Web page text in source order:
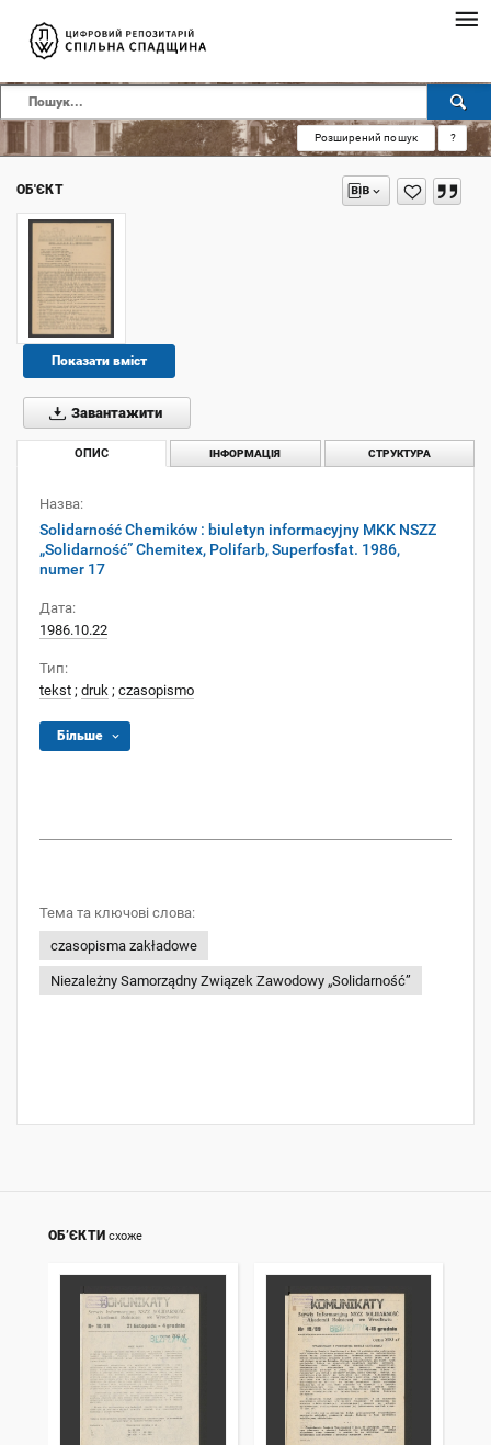
Розширений пошук ?
ОБ'ЄКТ
Показати вміст
Завантажити
ОПИС ІНФОРМАЦІЯ СТРУКТУРА
Назва:
Solidarność Chemików : biuletyn informacyjny MKK NSZZ
„Solidarność” Chemitex, Polifarb, Superfosfat. 1986,
numer 17
Дата:
1986.10.22
Тип:
tekst ; druk ; czasopismo
Більше
Тема та ключові слова:
czasopisma zakładowe
Niezależny Samorządny Związek Zawodowy „Solidarność”
ОБ’ЄКТИ схоже